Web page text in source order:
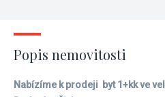
Popis nemovitosti
Nabízíme k prodeji byt 1+kk ve